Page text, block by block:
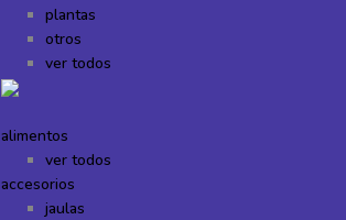
plantas
otros
ver todos
alimentos
ver todos
accesorios
jaulas